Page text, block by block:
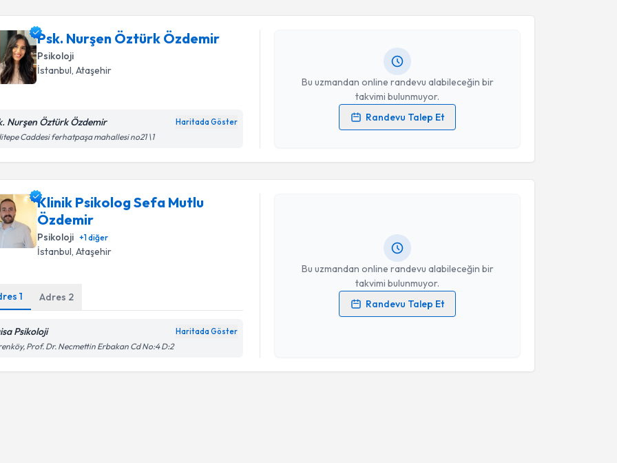
Psk. Nurşen Öztürk Özdemir
Psikoloji
İstanbul , Ataşehir
Nurşen Öztürk Özdemir Haritada Göster
Caddesi ferhatpaşa mahallesi no21 \1
Bu uzmandan online randevu alabileceğin bir
takvimi bulunmuyor.
Randevu Talep Et
Kişisel verilerimin işlenmesine ilişkinAydınlatma Metni
Klinik Psikolog Sefa Mutlu
Özdemir
Psikoloji +1diğer
İstanbul , Ataşehir
1 Adres 2
Psikoloji Haritada Göster
Prof. Dr. Necmettin Erbakan Cd No:4 D:2
Bu uzmandan online randevu alabileceğin bir
takvimi bulunmuyor.
Randevu Talep Et
Randevu Takvimi Talebi
Klinik Psikolog Sefa Mutlu Özdemir
Kişisel verilerimin işlenmesine ilişkinAydınlatma Metni